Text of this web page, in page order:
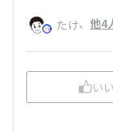
たけ、 他4
い